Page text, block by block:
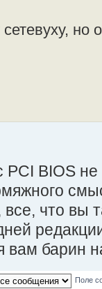
но
BIOS
что вы
вам барин
Поле